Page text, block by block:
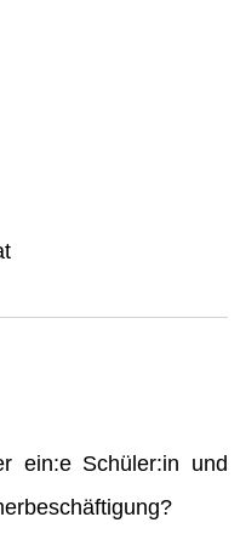
ein:e Schüler:in und